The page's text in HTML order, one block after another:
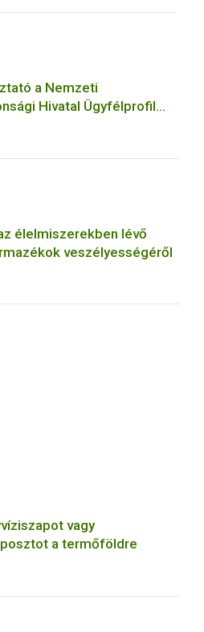
a Nemzeti
Hivatal Ügyfélprofil
témakörben
kapcsolódó
élelmiszerekben lévő
veszélyességéről
vagy
a termőföldre